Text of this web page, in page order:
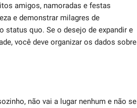
amigos, namoradas e festas
e demonstrar milagres de
status quo. Se o desejo de expandir e
você deve organizar os dados sobre
não vai a lugar nenhum e não se